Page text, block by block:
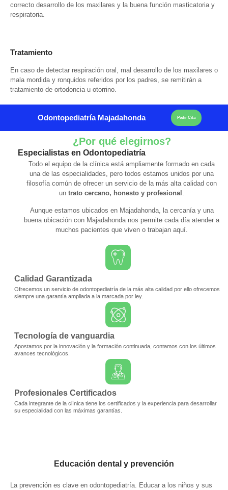
correcto desarrollo de los maxilares y la buena función masticatoria y
respiratoria.
Tratamiento
En caso de detectar respiración oral, mal desarrollo de los maxilares o
mala mordida y ronquidos referidos por los padres, se remitirán a
tratamiento de ortodoncia u otorrino.
Odontopediatría Majadahonda Pedir Cita
¿Por qué elegirnos?
Especialistas en Odontopediatría
Todo el equipo de la clínica está ampliamente formado en cada
una de las especialidades, pero todos estamos unidos por una
filosofía común de ofrecer un servicio de la más alta calidad con
un trato cercano, honesto y profesional .
Aunque estamos ubicados en Majadahonda, la cercanía y una
buena ubicación con Majadahonda nos permite cada día atender a
muchos pacientes que viven o trabajan aquí.
Calidad Garantizada
Ofrecemos un servicio de odontopediatría de la más alta calidad por ello ofrecemos
siempre una garantía ampliada a la marcada por ley.
Tecnología de vanguardia
Apostamos por la innovación y la formación continuada, contamos con los últimos
avances tecnológicos.
Profesionales Certificados
Cada integrante de la clínica tiene los certificados y la experiencia para desarrollar
su especialidad con las máximas garantías.
Educación dental y prevención
La prevención es clave en odontopediatría. Educar a los niños y sus